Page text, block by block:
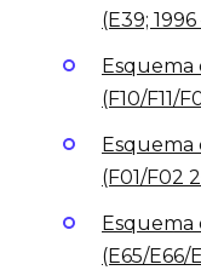
(E39;
Esquema
(F10/F11/
Esquema
(F01/F02
Esquema
(E65/E66/